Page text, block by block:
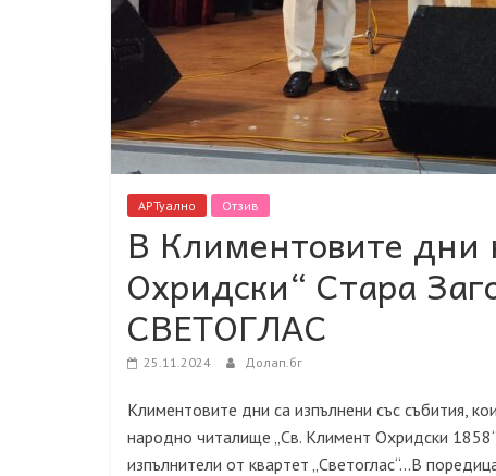
АРТуално Отзив
В Климентовите
Охридски“ Стара
СВЕТОГЛАС
25.11.2024 Долап.бг
Климентовите дни са изпълнени със събития,
народно читалище „Св. Климент Охридски
изпълнители от квартет „Светоглас“…В